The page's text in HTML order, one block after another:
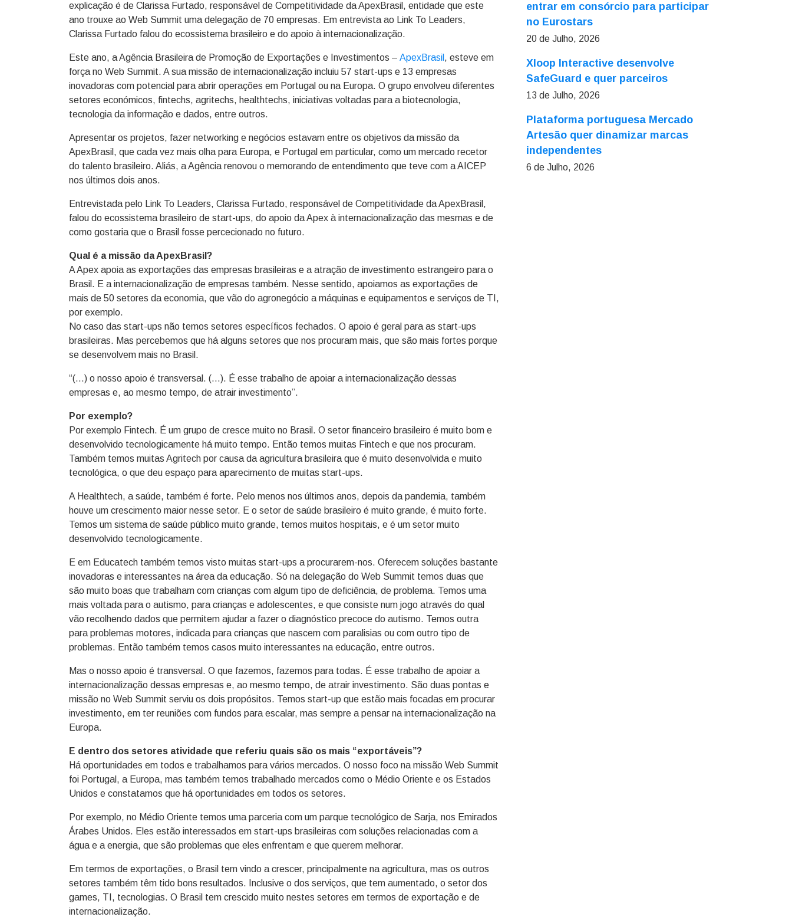
explicação é de Clarissa Furtado, responsável de Competitividade da ApexBrasil, entidade que este
ano trouxe ao Web Summit uma delegação de 70 empresas. Em entrevista ao Link To Leaders,
Clarissa Furtado falou do ecossistema brasileiro e do apoio à internacionalização.
Este ano, a Agência Brasileira de Promoção de Exportações e Investimentos – ApexBrasil , esteve em
força no Web Summit. A sua missão de internacionalização incluiu 57 start-ups e 13 empresas
inovadoras com potencial para abrir operações em Portugal ou na Europa. O grupo envolveu diferentes
setores económicos, fintechs, agritechs, healthtechs, iniciativas voltadas para a biotecnologia,
tecnologia da informação e dados, entre outros.
Apresentar os projetos, fazer networking e negócios estavam entre os objetivos da missão da
ApexBrasil, que cada vez mais olha para Europa, e Portugal em particular, como um mercado recetor
do talento brasileiro. Aliás, a Agência renovou o memorando de entendimento que teve com a AICEP
nos últimos dois anos.
Entrevistada pelo Link To Leaders, Clarissa Furtado, responsável de Competitividade da ApexBrasil,
falou do ecossistema brasileiro de start-ups, do apoio da Apex à internacionalização das mesmas e de
como gostaria que o Brasil fosse percecionado no futuro.
Qual é a missão da ApexBrasil?
A Apex apoia as exportações das empresas brasileiras e a atração de investimento estrangeiro para o
Brasil. E a internacionalização de empresas também. Nesse sentido, apoiamos as exportações de
mais de 50 setores da economia, que vão do agronegócio a máquinas e equipamentos e serviços de TI,
por exemplo.
No caso das start-ups não temos setores específicos fechados. O apoio é geral para as start-ups
brasileiras. Mas percebemos que há alguns setores que nos procuram mais, que são mais fortes porque
se desenvolvem mais no Brasil.
“(…) o nosso apoio é transversal. (…). É esse trabalho de apoiar a internacionalização dessas
empresas e, ao mesmo tempo, de atrair investimento”.
Por exemplo?
Por exemplo Fintech. É um grupo de cresce muito no Brasil. O setor financeiro brasileiro é muito bom e
desenvolvido tecnologicamente há muito tempo. Então temos muitas Fintech e que nos procuram.
Também temos muitas Agritech por causa da agricultura brasileira que é muito desenvolvida e muito
tecnológica, o que deu espaço para aparecimento de muitas start-ups.
A Healthtech, a saúde, também é forte. Pelo menos nos últimos anos, depois da pandemia, também
houve um crescimento maior nesse setor. E o setor de saúde brasileiro é muito grande, é muito forte.
Temos um sistema de saúde público muito grande, temos muitos hospitais, e é um setor muito
desenvolvido tecnologicamente.
E em Educatech também temos visto muitas start-ups a procurarem-nos. Oferecem soluções bastante
inovadoras e interessantes na área da educação. Só na delegação do Web Summit temos duas que
são muito boas que trabalham com crianças com algum tipo de deficiência, de problema. Temos uma
mais voltada para o autismo, para crianças e adolescentes, e que consiste num jogo através do qual
vão recolhendo dados que permitem ajudar a fazer o diagnóstico precoce do autismo. Temos outra
para problemas motores, indicada para crianças que nascem com paralisias ou com outro tipo de
problemas. Então também temos casos muito interessantes na educação, entre outros.
Mas o nosso apoio é transversal. O que fazemos, fazemos para todas. É esse trabalho de apoiar a
internacionalização dessas empresas e, ao mesmo tempo, de atrair investimento. São duas pontas e
missão no Web Summit serviu os dois propósitos. Temos start-up que estão mais focadas em procurar
investimento, em ter reuniões com fundos para escalar, mas sempre a pensar na internacionalização na
Europa.
E dentro dos setores atividade que referiu quais são os mais “exportáveis”?
Há oportunidades em todos e trabalhamos para vários mercados. O nosso foco na missão Web Summit
foi Portugal, a Europa, mas também temos trabalhado mercados como o Médio Oriente e os Estados
Unidos e constatamos que há oportunidades em todos os setores.
Por exemplo, no Médio Oriente temos uma parceria com um parque tecnológico de Sarja, nos Emirados
Árabes Unidos. Eles estão interessados em start-ups brasileiras com soluções relacionadas com a
água e a energia, que são problemas que eles enfrentam e que querem melhorar.
Em termos de exportações, o Brasil tem vindo a crescer, principalmente na agricultura, mas os outros
setores também têm tido bons resultados. Inclusive o dos serviços, que tem aumentado, o setor dos
games, TI, tecnologias. O Brasil tem crescido muito nestes setores em termos de exportação e de
internacionalização.
entrar em consórcio para participar
no Eurostars
20 de Julho, 2026
Xloop Interactive desenvolve
SafeGuard e quer parceiros
13 de Julho, 2026
Plataforma portuguesa Mercado
Artesão quer dinamizar marcas
independentes
6 de Julho, 2026